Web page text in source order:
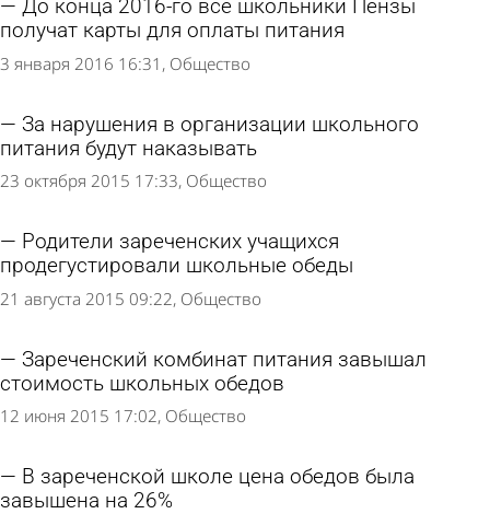
До конца 2016-го все школьники Пензы
получат карты для оплаты питания
3 января 2016 16:31 Общество
За нарушения в организации школьного
питания будут наказывать
23 октября 2015 17:33 Общество
Родители зареченских учащихся
продегустировали школьные обеды
21 августа 2015 09:22 Общество
Зареченский комбинат питания завышал
стоимость школьных обедов
12 июня 2015 17:02 Общество
В зареченской школе цена обедов была
завышена на 26%